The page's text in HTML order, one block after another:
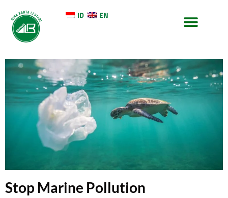
ID EN
Stop Marine Pollution